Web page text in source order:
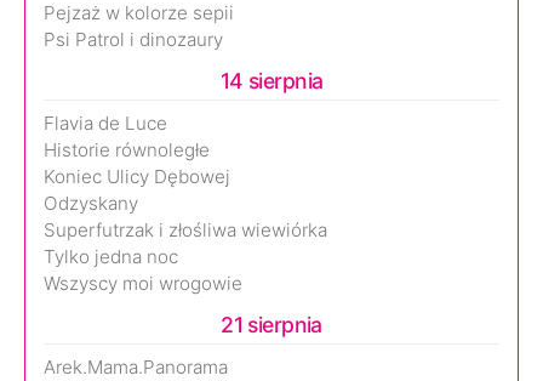
Pejzaż w kolorze sepii
Psi Patrol i dinozaury
14 sierpnia
Flavia de Luce
Historie równoległe
Koniec Ulicy Dębowej
Odzyskany
Superfutrzak i złośliwa wiewiórka
Tylko jedna noc
Wszyscy moi wrogowie
21 sierpnia
Arek.Mama.Panorama